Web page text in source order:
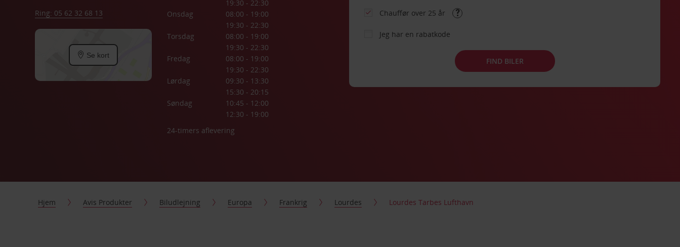
Ring: 05 62 32 68 13
Se kort
19:30 - 22:30
Onsdag
08:00 - 19:00
19:30 - 22:30
Torsdag
08:00 - 19:00
19:30 - 22:30
Fredag
08:00 - 19:00
19:30 - 22:30
Lørdag
09:30 - 13:30
15:30 - 20:15
Søndag
10:45 - 12:00
12:30 - 19:00
24-timers aflevering
Chauffør over 25 år
Jeg har en rabatkode
FIND BILER
Hjem Avis Produkter Biludlejning Europa Frankrig Lourdes Lourdes Tarbes Lufthavn